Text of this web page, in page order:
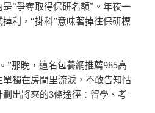
“爭奪取得保研名額”。年夜一
掉利，“掛科”意味著掉往保研標
”那晚，這名包養網推薦985高
獨在房間里流淚，不敢告知怙
出將來的3條途徑：留學、考